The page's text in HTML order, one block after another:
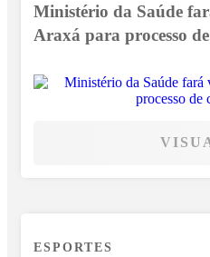
Ministério da Saúde
Araxá para processo
ESPORTES